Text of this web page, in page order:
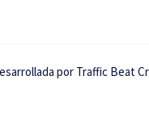
por Traffic Beat